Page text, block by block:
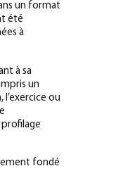
un format
été
à
à sa
un
ou
fondé